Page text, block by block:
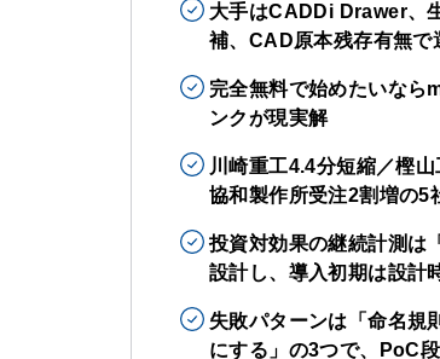
大手はCADDi Drawer、
補、CAD原本残存有無で
完全無料で始めたいなら
ンクが現実解
川崎重工4.4分短縮／樫
協和製作所受注2割増の5
投資対効果の継続計測は
設計し、導入初期は設計
失敗パターンは「命名規
にする」の3つで、PoC